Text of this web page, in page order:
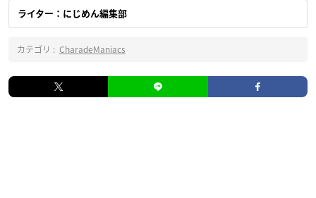
ライター：にじめん編集部
カテゴリ : CharadeManiacs